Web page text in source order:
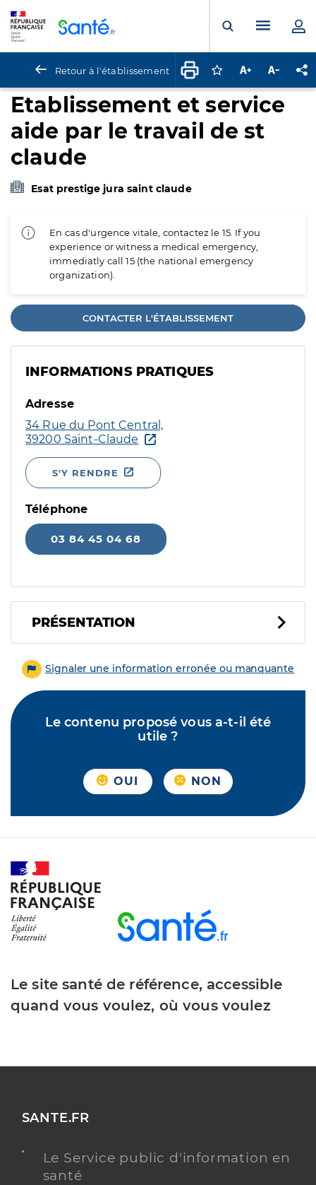
Ouvrir laMenu
Retour à l'établissement Connectez-vous
Augmenter la
Etablissement et service
aide par le travail de st
claude
Esat prestige jura saint claude
En cas d'urgence vitale, contactez le 15. If you
experience or witness a medical emergency,
immediatly call 15 (the national emergency
organization).
CONTACTER L'ÉTABLISSEMENT
INFORMATIONS PRATIQUES
Adresse
34 Rue du Pont Central,
39200 Saint-Claude
S'Y RENDRE
Téléphone
03 84 45 04 68
PRÉSENTATION
Signaler une information erronée ou manquante
Le contenu proposé vous a-t-il été
utile ?
OUI NON
Le site santé de référence, accessible
quand vous voulez, où vous voulez
SANTE.FR
Le Service public d'information en
santé